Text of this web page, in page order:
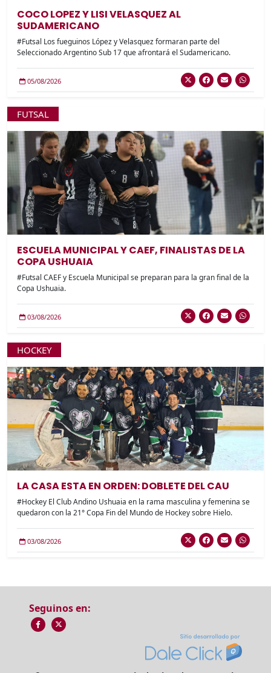
COCO LOPEZ Y LISI VELASQUEZ AL
SUDAMERICANO
#Futsal Los fueguinos López y Velasquez formaran parte del
Seleccionado Argentino Sub 17 que afrontará el Sudamericano.
05/08/2026
FUTSAL
ESCUELA MUNICIPAL Y CAEF, FINALISTAS DE LA
COPA USHUAIA
#Futsal CAEF y Escuela Municipal se preparan para la gran final de la
Copa Ushuaia.
03/08/2026
HOCKEY
LA CASA ESTA EN ORDEN: DOBLETE DEL CAU
#Hockey El Club Andino Ushuaia en la rama masculina y femenina se
quedaron con la 21° Copa Fin del Mundo de Hockey sobre Hielo.
03/08/2026
Seguinos en: